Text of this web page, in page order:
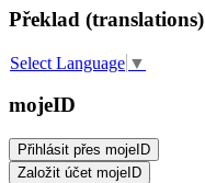
Překlad (translations)
Select Language ▼
mojeID